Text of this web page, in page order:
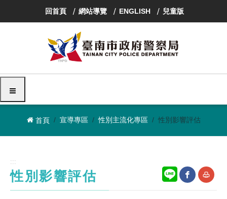
區
回首頁 網站導覽 ENGLISH 兒童版
選單
首頁 宣導專區 性別主流化專區 性別影響評估
:::
性別影響評估